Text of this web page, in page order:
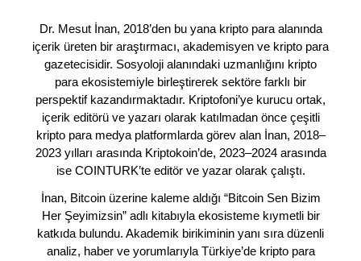
Dr. Mesut İnan, 2018’den bu yana kripto para alanında
içerik üreten bir araştırmacı, akademisyen ve kripto para
gazetecisidir. Sosyoloji alanındaki uzmanlığını kripto
para ekosistemiyle birleştirerek sektöre farklı bir
perspektif kazandırmaktadır. Kriptofoni’ye kurucu ortak,
içerik editörü ve yazarı olarak katılmadan önce çeşitli
kripto para medya platformlarda görev alan İnan, 2018–
2023 yılları arasında Kriptokoin’de, 2023–2024 arasında
ise COINTURK’te editör ve yazar olarak çalıştı.
İnan, Bitcoin üzerine kaleme aldığı “Bitcoin Sen Bizim
Her Şeyimizsin” adlı kitabıyla ekosisteme kıymetli bir
katkıda bulundu. Akademik birikiminin yanı sıra düzenli
analiz, haber ve yorumlarıyla Türkiye’de kripto para